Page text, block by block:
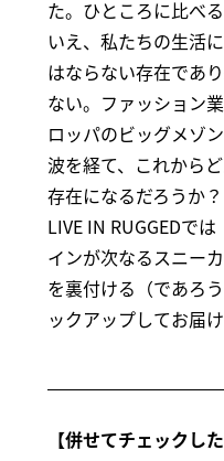
た。ひところに比べ
いえ、私たちの生活
はならない存在であ
ない。ファッション
ロッパのビッグメゾ
波を経て、これから
存在になるだろうか？
LIVE IN RUGGEDで
インが次なるスニー
を裏付ける（であろ
ックアップしてお届け
【併せてチェックした